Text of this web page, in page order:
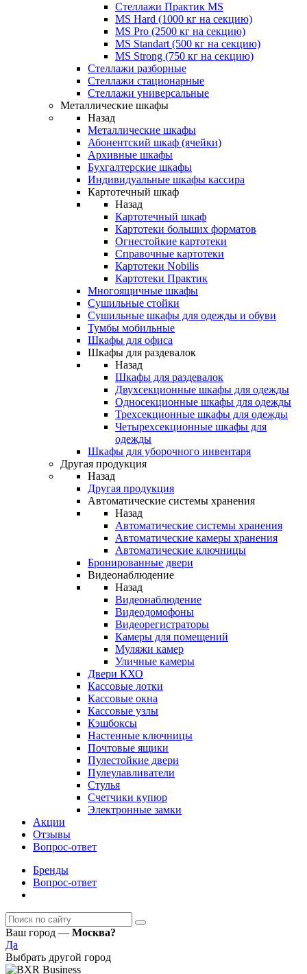
Стеллажи Практик MS
MS Hard (1000 кг на секцию)
MS Pro (2500 кг на секцию)
MS Standart (500 кг на секцию)
MS Strong (750 кг на секцию)
Стеллажи разборные
Стеллажи стационарные
Стеллажи универсальные
Металлические шкафы
Назад
Металлические шкафы
Абонентский шкаф (ячейки)
Архивные шкафы
Бухгалтерские шкафы
Индивидуальные шкафы кассира
Картотечный шкаф
Назад
Картотечный шкаф
Картотеки больших форматов
Огнестойкие картотеки
Справочные картотеки
Картотеки Nobilis
Картотеки Практик
Многоящичные шкафы
Сушильные стойки
Сушильные шкафы для одежды и обуви
Тумбы мобильные
Шкафы для офиса
Шкафы для раздевалок
Назад
Шкафы для раздевалок
Двухсекционные шкафы для одежды
Односекционные шкафы для одежды
Трехсекционные шкафы для одежды
Четырехсекционные шкафы для
одежды
Шкафы для уборочного инвентаря
Другая продукция
Назад
Другая продукция
Автоматические системы хранения
Назад
Автоматические системы хранения
Автоматические камеры хранения
Автоматические ключницы
Бронированные двери
Видеонаблюдение
Назад
Видеонаблюдение
Видеодомофоны
Видеорегистраторы
Камеры для помещений
Муляжи камер
Уличные камеры
Двери КХО
Кассовые лотки
Кассовые окна
Кассовые узлы
Кэшбоксы
Настенные ключницы
Почтовые ящики
Пулестойкие двери
Пулеулавливатели
Стулья
Счетчики купюр
Электронные замки
Акции
Отзывы
Вопрос-ответ
Бренды
Вопрос-ответ
Ваш город — Москва?
Да
Выбрать другой город